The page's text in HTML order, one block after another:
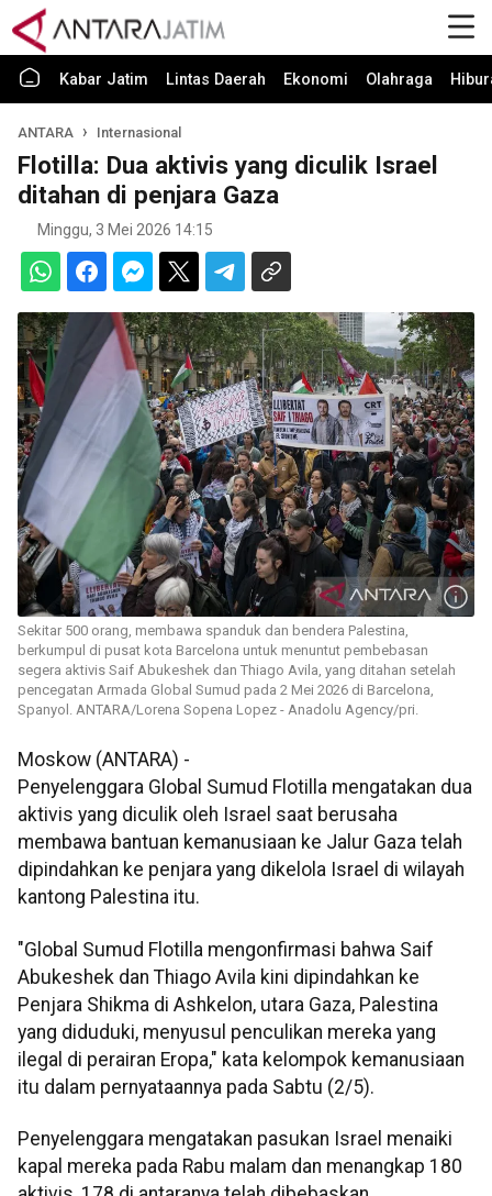
Kabar Jatim Lintas Daerah Ekonomi Olahraga
ANTARA Internasional
Flotilla: Dua aktivis yang diculik Israel
ditahan di penjara Gaza
Minggu, 3 Mei 2026 14:15
Sekitar 500 orang, membawa spanduk dan bendera Palestina,
berkumpul di pusat kota Barcelona untuk menuntut pembebasan
segera aktivis Saif Abukeshek dan Thiago Avila, yang ditahan setelah
pencegatan Armada Global Sumud pada 2 Mei 2026 di Barcelona, ​​
Spanyol. ANTARA/Lorena Sopena Lopez - Anadolu Agency/pri.
Moskow (ANTARA) -
Penyelenggara Global Sumud Flotilla mengatakan dua
aktivis yang diculik oleh Israel saat berusaha
membawa bantuan kemanusiaan ke Jalur Gaza telah
dipindahkan ke penjara yang dikelola Israel di wilayah
kantong Palestina itu.
"Global Sumud Flotilla mengonfirmasi bahwa Saif
Abukeshek dan Thiago Avila kini dipindahkan ke
Penjara Shikma di Ashkelon, utara Gaza, Palestina
yang diduduki, menyusul penculikan mereka yang
ilegal di perairan Eropa," kata kelompok kemanusiaan
itu dalam pernyataannya pada Sabtu (2/5).
Penyelenggara mengatakan pasukan Israel menaiki
kapal mereka pada Rabu malam dan menangkap 180